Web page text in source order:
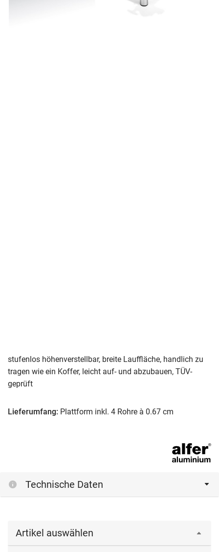
stufenlos höhenverstellbar, breite Lauffläche, handlich zu
tragen wie ein Koffer, leicht auf- und abzubauen, TÜV-
geprüft
Lieferumfang: Plattform inkl. 4 Rohre à 0.67 cm
Technische Daten
Artikel auswählen